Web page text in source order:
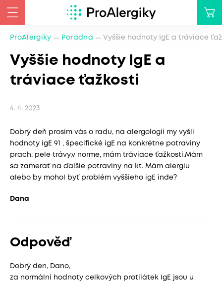
ProAlergiky Poradna Vyššie hodnoty IgE a tráviace
Vyššie hodnoty IgE a
tráviace ťažkosti
4. 4. 2023
Dobrý deň prosím vás o radu, na alergologii my vyšli
hodnoty igE 91 , špecifické igE na konkrétne potraviny
prach, pele trávy,v norme, mám tráviace ťažkosti.Mám
sa zamerať na ďalšie potraviny na kt. Mám alergiu
alebo by mohol byť problém vyššieho igE inde?
Dana
Odpověď
Dobrý den, Dano,
za normální hodnoty celkových protilátek IgE jsou u